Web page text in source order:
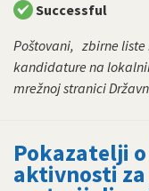
Successful
Poštovani, zbirne liste
kandidature na
mrežnoj stranici
Pokazatelji
aktivnosti za